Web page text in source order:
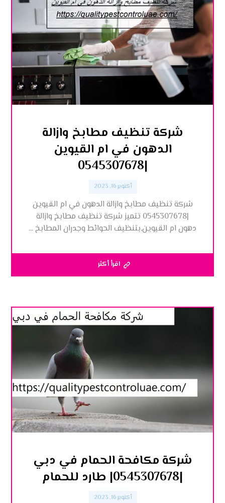
شركة تنظيف مطابخ وازالة
الدهون في ام القيوين
|0545307678
أكتوبر 16, 2023
شركة تنظيف مطابخ وازالة الدهون في ام القيوين
|0545307678 تتميز شركة تنظيف مطابخ وازالة
دهون ام القيوين,بتنظيف الحوائط وجدران المطابخ ...
اقرأ أكثر
شركة مكافحة الحمام في دبي
|0545307678| طارد للحمام
أكتوبر 16, 2023